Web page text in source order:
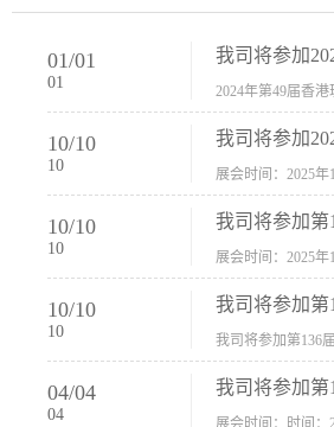
01/01
01
10/10
10
我司将参加
10/10
10
我司将参加第
展会时间：2025年
10/10
10
我司将参加第
我司将参加第136届
04/04
04
我司将参加第